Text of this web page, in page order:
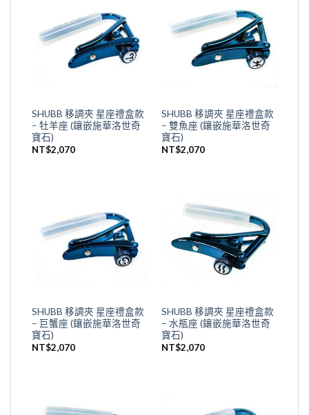
SHUBB 移調夾 星座禮盒款
– 牡羊座 (鑲嵌施華洛世奇
寶石)
NT$2,070
SHUBB 移調夾 星座禮盒款
– 雙魚座 (鑲嵌施華洛世奇
寶石)
NT$2,070
SHUBB 移調夾 星座禮盒款
– 巨蟹座 (鑲嵌施華洛世奇
寶石)
NT$2,070
SHUBB 移調夾 星座禮盒款
– 水瓶座 (鑲嵌施華洛世奇
寶石)
NT$2,070